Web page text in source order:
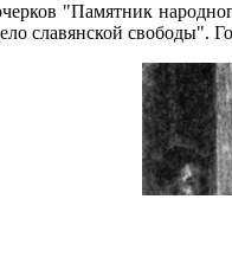
"Памятник
славянской свободы".